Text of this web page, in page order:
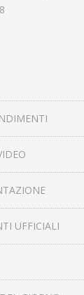
UFFICIALI